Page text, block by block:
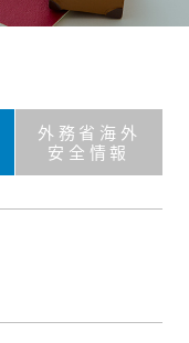
外務省海外
安全情報